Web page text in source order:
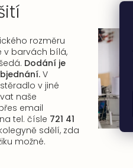
rozměru
v barvách bílá,
Dodání je
V
v jiné
naše
email
tel. čísle 721 41
sdělí, zda
možné.